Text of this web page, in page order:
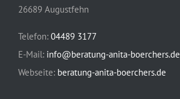
26689 Augustfehn
Telefon: 04489 3177
E-Mail: info@beratung-anita-boerchers.de
Webseite: beratung-anita-boerchers.de